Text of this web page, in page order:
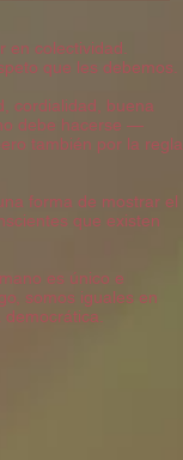
colectividad.
que les debemos.
cordialidad, buena
debe hacerse —
también por la regla
forma de mostrar el
que existen
es único e
somos iguales en